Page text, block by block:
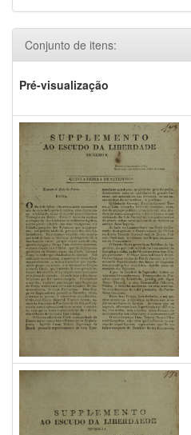
Conjunto de itens:
Pré-visualização